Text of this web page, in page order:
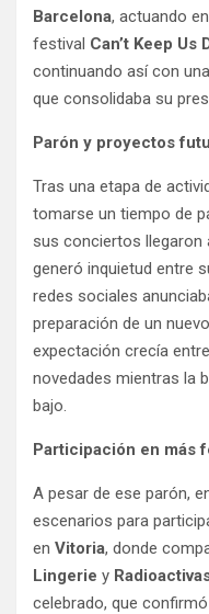
Barcelona, actuando
festival Can’t Keep Us
continuando así con
que consolidaba su
Parón y proyectos
Tras una etapa de
tomarse un tiempo de
sus conciertos llegaron
generó inquietud entre
redes sociales
preparación de un
expectación crecía
novedades mientras la
bajo.
Participación en más
A pesar de ese parón,
escenarios para
en Vitoria, donde
Lingerie y
celebrado, que